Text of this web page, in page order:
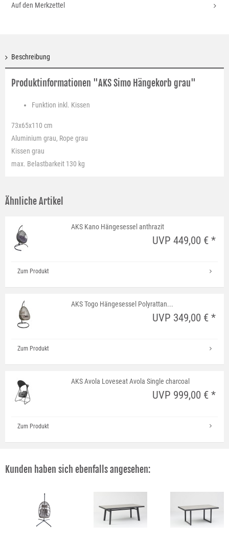
Auf den Merkzettel
Beschreibung
Produktinformationen "AKS Simo Hängekorb grau"
Funktion inkl. Kissen
73x65x110 cm
Aluminium grau, Rope grau
Kissen grau
max. Belastbarkeit 130 kg
Ähnliche Artikel
AKS Kano Hängesessel anthrazit
UVP 449,00 € *
Zum Produkt
AKS Togo Hängesessel Polyrattan...
UVP 349,00 € *
Zum Produkt
AKS Avola Loveseat Avola Single charcoal
UVP 999,00 € *
Zum Produkt
Kunden haben sich ebenfalls angesehen: